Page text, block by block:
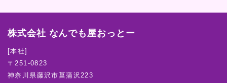
株式会社 なんでも屋おっとー
[本社]
〒251-0823
神奈川県藤沢市菖蒲沢223